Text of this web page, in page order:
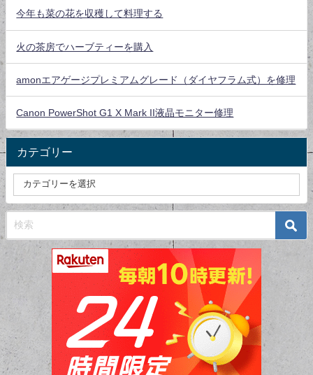
今年も菜の花を収穫して料理する
火の茶房でハーブティーを購入
amonエアゲージプレミアムグレード（ダイヤフラム式）を修理
Canon PowerShot G1 X Mark II液晶モニター修理
カテゴリー